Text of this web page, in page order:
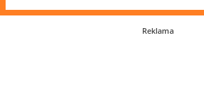
Reklama